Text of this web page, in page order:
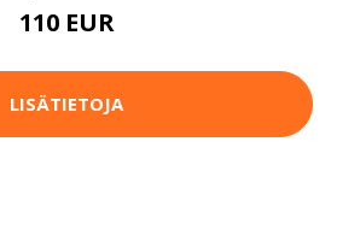
110 EUR
LISÄTIETOJA